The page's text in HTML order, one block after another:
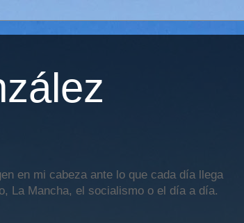
en mi cabeza ante lo que cada día llega
La Mancha, el socialismo o el día a día.